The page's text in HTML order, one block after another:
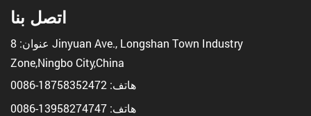
اتصل بنا
عنوان: 8 Jinyuan Ave., Longshan Town Industry
Zone,Ningbo City,China
هاتف: 18758352472-0086
هاتف: 13958274747-0086